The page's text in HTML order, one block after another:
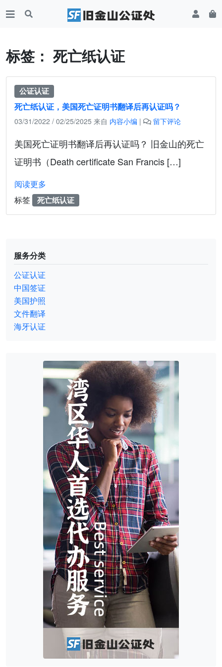
标签： 死亡纸认证
公证认证
死亡纸认证，美国死亡证明书翻译后再认证吗？
03/31/2022 / 02/25/2025 来自 内容小编 | 留下评论
美国死亡证明书翻译后再认证吗？ 旧金山的死亡
证明书（Death certificate San Francis […]
阅读更多
标签
死亡纸认证
服务分类
公证认证
中国签证
美国护照
文件翻译
海牙认证